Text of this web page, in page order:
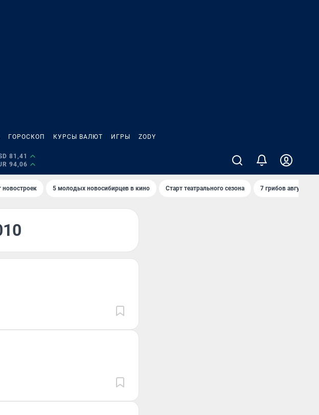
ГОРОСКОП КУРСЫ ВАЛЮТ ИГРЫ ZODY
81,41
94,06
новостроек 5 молодых новосибирцев в кино Старт театрального сезона 7 грибов августа